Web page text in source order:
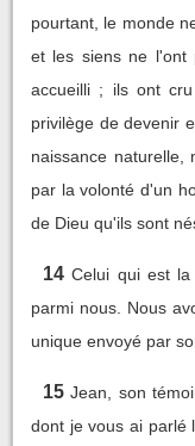
pourtant, le monde
et les siens ne l'ont
accueilli ; ils ont
privilège de devenir
naissance naturelle,
par la volonté d'un
de Dieu qu'ils sont
14 Celui qui est
parmi nous. Nous
unique envoyé par
15 Jean, son
dont je vous ai parlé